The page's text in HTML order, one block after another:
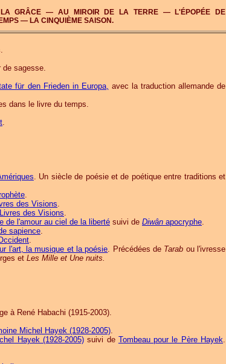
GRÂCE — AU MIROIR DE LA TERRE — L'ÉPOPÉE DE
— LA CINQUIÈME SAISON.
de sagesse.
für den Frieden in Europa, avec la traduction allemande de
dans le livre du temps.
.
. Un siècle de poésie et de poétique entre traditions et
.
des Visions.
des Visions.
de l'amour au ciel de la liberté suivi de Diwân apocryphe.
sapience.
.
l'art, la musique et la poésie. Précédées de Tarab ou l'ivresse
et Les Mille et Une nuits.
à René Habachi (1915-2003).
Michel Hayek (1928-2005).
Hayek (1928-2005) suivi de Tombeau pour le Père Hayek.